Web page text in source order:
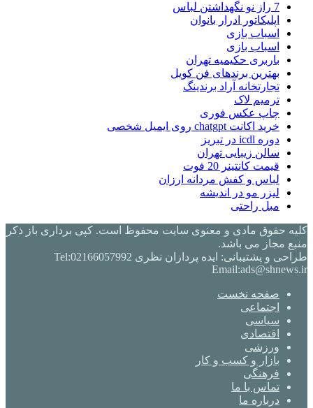
7 راز نو نگهداشتن لباس
اپلیکاتور ادرار بانوان
اسباب بازی
اسباب بازی
باربری حکیمیه تهران
بهترین برندهای فن کویل
تجارتخانه آراد برندینگ
ترمیم لاک
چاپ عکس فوری
خرید اکانت chatgpt روی ایمیل شخصی
دوره icdl در تبریز
سالن زیبایی تهران
قیمت کانتینر 20 فوت
لباس و کفش مردانه ارزان
لیزر مو در اندیشه
مبل راحتی
کلیه حقوق مادی و معنوی سایت محفوظ است. کپی برداری باز ذکر
منبع مجاز می باشد.
طراحی و پشتیبانی: ایده پردازان نظری Tel:02166057992
Email:ads@shnews.ir
صفحه نخست
اجتماعی
سیاسی
اقتصادی
ورزشی
بازار و کسب و کار
فرهنگی
تماس با ما
درباره ما